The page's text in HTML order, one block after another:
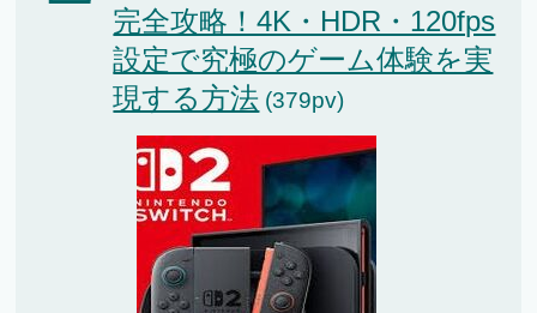
完全攻略！4K・HDR・120fps
設定で究極のゲーム体験を実
現する方法 (379pv)